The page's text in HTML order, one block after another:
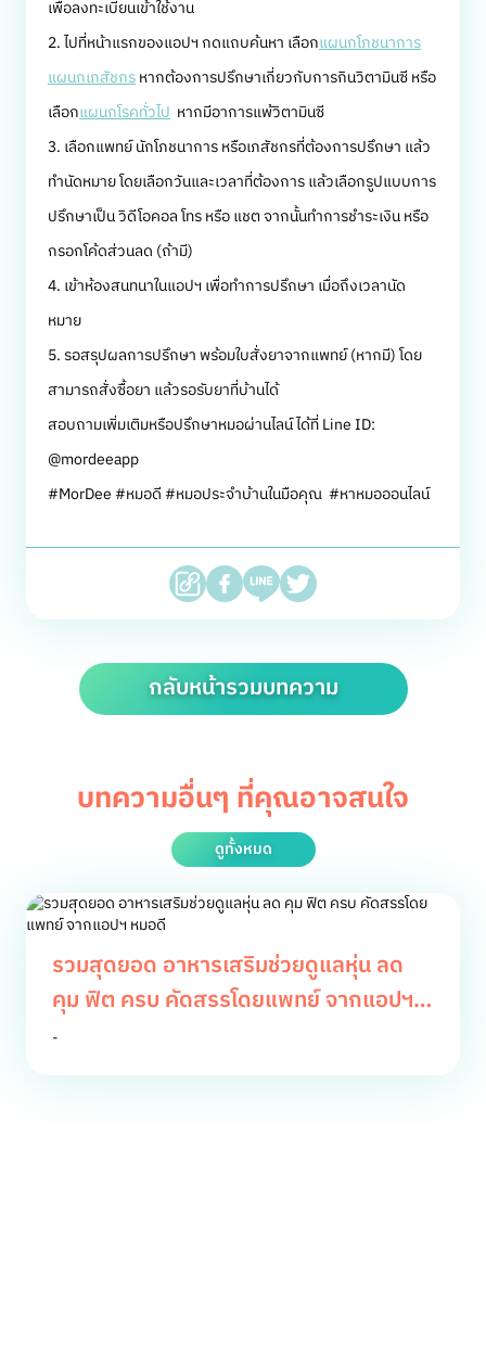
เพื่อลงทะเบียนเข้าใช้งาน
2. ไปที่หน้าแรกของแอปฯ กดแถบค้นหา เลือกแผนกโภชนาการ
แผนกเภสัชกรหากต้องการปรึกษาเกี่ยวกับการกินวิตามินซี หรือ
เลือกแผนกโรคทั่วไป หากมีอาการแพ้วิตามินซี
3. เลือกแพทย์ นักโภชนาการ หรือเภสัชกรที่ต้องการปรึกษา แล้ว
ทำนัดหมาย โดยเลือกวันและเวลาที่ต้องการ แล้วเลือกรูปแบบการ
ปรึกษาเป็น วิดีโอคอล โทร หรือ แชต จากนั้นทำการชำระเงิน หรือ
กรอกโค้ดส่วนลด (ถ้ามี)
4. เข้าห้องสนทนาในแอปฯ เพื่อทำการปรึกษา เมื่อถึงเวลานัด
หมาย
5. รอสรุปผลการปรึกษา พร้อมใบสั่งยาจากแพทย์ (หากมี) โดย
สามารถสั่งซื้อยา แล้วรอรับยาที่บ้านได้
สอบถามเพิ่มเติมหรือปรึกษาหมอผ่านไลน์ ได้ที่ Line ID:
@mordeeapp
#MorDee #หมอดี #หมอประจำบ้านในมือคุณ #หาหมอออนไลน์
กลับหน้ารวมบทความ
บทความอื่นๆ ที่คุณอาจสนใจ
ดูทั้งหมด
รวมสุดยอด อาหารเสริมช่วยดูแลหุ่น ลด
คุม ฟิต ครบ คัดสรรโดยแพทย์ จากแอปฯ
หมอดี
-